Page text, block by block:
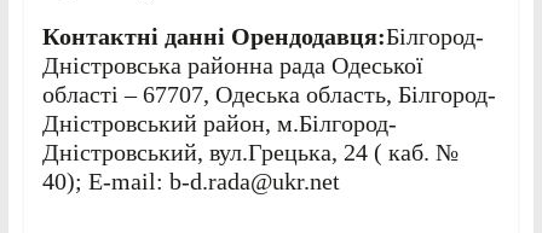
Контактні данні Орендодавця:Білгород-
Дністровська районна рада Одеської
області – 67707, Одеська область, Білгород-
Дністровський район, м.Білгород-
Дністровський, вул.Грецька, 24 ( каб. №
40); E-mail: b-d.rada@ukr.net